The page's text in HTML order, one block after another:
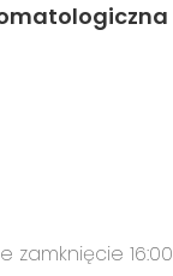
zamknięcie 16:00